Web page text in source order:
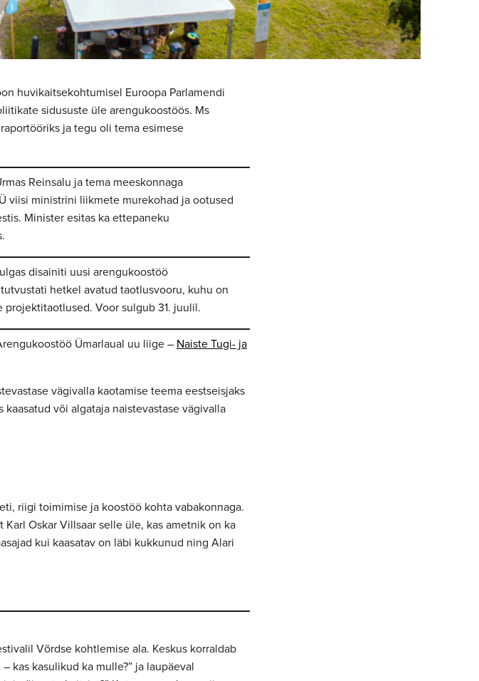
huvikaitsekohtumisel Euroopa Parlamendi
sidususte üle arengukoostöös. Ms
ja tegu oli tema esimese
Reinsalu ja tema meeskonnaga
viisi ministrini liikmete murekohad ja ootused
Minister esitas ka ettepaneku
disainiti uusi arengukoostöö
hetkel avatud taotlusvooru, kuhu on
Voor sulgub 31. juulil.
Ümarlaual uu liige – Naiste Tugi- ja
vägivalla kaotamise teema eestseisjaks
või algataja naistevastase vägivalla
riigi toimimise ja koostöö kohta vabakonnaga.
Oskar Villsaar selle üle, kas ametnik on ka
kui kaasatav on läbi kukkunud ning Alari
Võrdse kohtlemise ala. Keskus korraldab
kas kasulikud ka mulle?” ja laupäeval